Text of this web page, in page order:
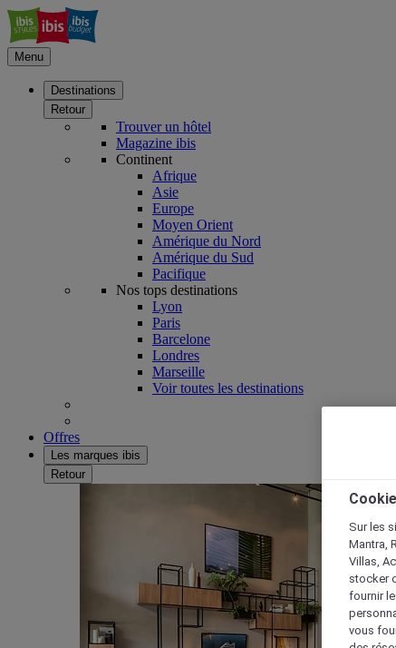
Menu
Destinations
Retour
Trouver un hôtel
Magazine ibis
Continent
Afrique
Asie
Europe
Moyen Orient
Amérique du Nord
Amérique du Sud
Pacifique
Nos tops destinations
Lyon
Paris
Barcelone
Londres
Marseille
Voir toutes les destinations
Offres
Les marques ibis
Retour
Sur les
Mantra,
Villas,
stocker
fournir
vous